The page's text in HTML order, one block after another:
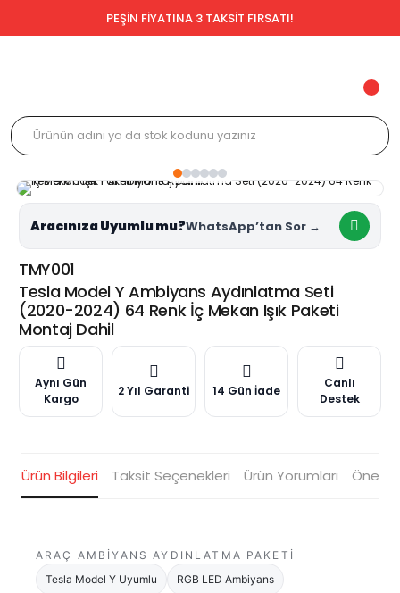
PEŞİN FİYATINA 3 TAKSİT FIRSATI!
Aracınıza Uyumlu mu?
TMY001
Tesla Model Y Ambiyans Aydınlatma Seti
(2020-2024) 64 Renk İç Mekan Işık Paketi
Montaj Dahil
Aynı Gün
Kargo
2 Yıl Garanti 14 Gün İade
Canlı
Destek
Ürün Bilgileri Taksit Seçenekleri Ürün Yorumları
ARAÇ AMBIYANS AYDINLATMA PAKETI
Tesla Model Y Uyumlu
RGB LED Ambiyans